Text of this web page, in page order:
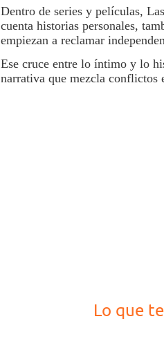
Dentro de series y películas,
cuenta historias personales,
empiezan a reclamar
Ese cruce entre lo íntimo y lo
narrativa que mezcla conflictos
Lo que